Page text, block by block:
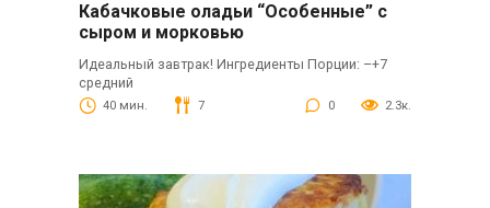
Кабачковые оладьи “Особенные” с
сыром и морковью
Идеальный завтрак! Ингредиенты Порции: –+7
средний
40 мин. 7 0 2.3к.